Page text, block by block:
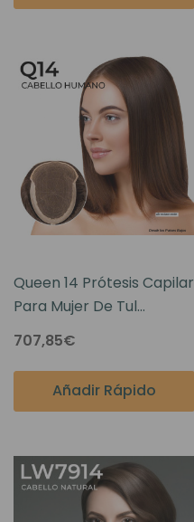
Queen 14 Prótesis Capilar
Para Mujer De Tul
707,85€
Añadir Rápido